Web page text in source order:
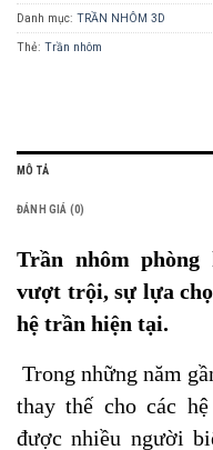
Danh mục: TRẦN NHÔM 3D
Thẻ: Trần nhôm
MÔ TẢ
ĐÁNH GIÁ (0)
Trần nhôm
vượt trội, sự lựa
hệ trần hiện tại.
Trong những năm
thay thế cho các
được nhiều người